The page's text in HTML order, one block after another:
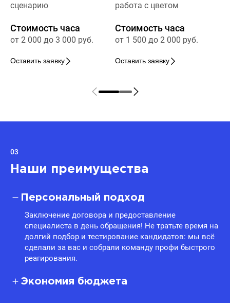
сценарию
Стоимость часа
от 2 000 до 3 000 руб.
Оставить заявку
работа с цветом
Стоимость часа
от 1 500 до 2 000 руб.
Оставить заявку
03
Наши преимущества
Персональный подход
Заключение договора и предоставление
специалиста в день обращения! Не тратьте время на
долгий подбор и тестирование кандидатов: мы всё
сделали за вас и собрали команду профи быстрого
реагирования.
Экономия бюджета